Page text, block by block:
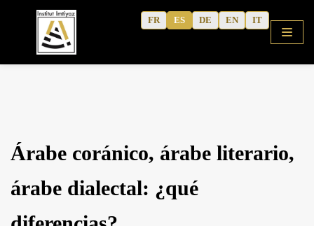
Saltar
contenido
Tienda
Árabe coránico, árabe literario,
árabe dialectal: ¿qué
FR ES DE EN IT